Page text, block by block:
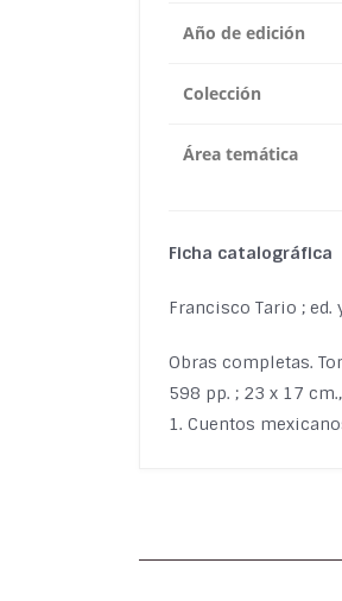
Año de edición
Colección
Área temática
Ficha catalográfica
Francisco Tario ; ed.
Obras completas.
598 pp. ; 23 x 17 cm.,
1. Cuentos